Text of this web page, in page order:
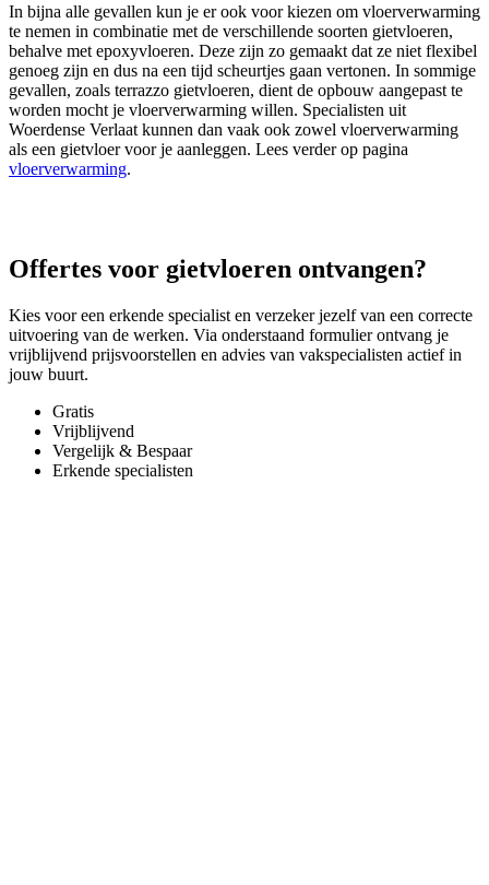
In bijna alle gevallen kun je er ook voor kiezen om vloerverwarming
te nemen in combinatie met de verschillende soorten gietvloeren,
behalve met epoxyvloeren. Deze zijn zo gemaakt dat ze niet flexibel
genoeg zijn en dus na een tijd scheurtjes gaan vertonen. In sommige
gevallen, zoals terrazzo gietvloeren, dient de opbouw aangepast te
worden mocht je vloerverwarming willen. Specialisten uit
Woerdense Verlaat kunnen dan vaak ook zowel vloerverwarming
als een gietvloer voor je aanleggen. Lees verder op pagina
vloerverwarming.
Offertes voor gietvloeren ontvangen?
Kies voor een erkende specialist en verzeker jezelf van een correcte
uitvoering van de werken. Via onderstaand formulier ontvang je
vrijblijvend prijsvoorstellen en advies van vakspecialisten actief in
jouw buurt.
Gratis
Vrijblijvend
Vergelijk & Bespaar
Erkende specialisten